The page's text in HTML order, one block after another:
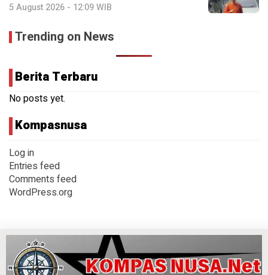
5 August 2026 - 12:09 WIB
Trending on News
Berita Terbaru
No posts yet.
Kompasnusa
Log in
Entries feed
Comments feed
WordPress.org